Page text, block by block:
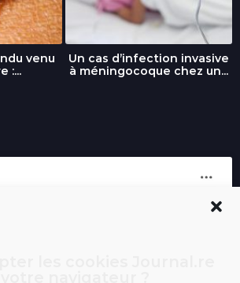
venu
:...
Un cas d’infection invasive
à méningocoque chez un...